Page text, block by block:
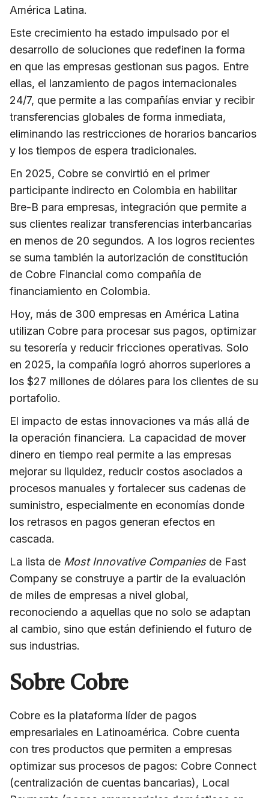
América Latina.
Este crecimiento ha estado impulsado por el
desarrollo de soluciones que redefinen la forma
en que las empresas gestionan sus pagos. Entre
ellas, el lanzamiento de pagos internacionales
24/7, que permite a las compañías enviar y recibir
transferencias globales de forma inmediata,
eliminando las restricciones de horarios bancarios
y los tiempos de espera tradicionales.
En 2025, Cobre se convirtió en el primer
participante indirecto en Colombia en habilitar
Bre-B para empresas, integración que permite a
sus clientes realizar transferencias interbancarias
en menos de 20 segundos. A los logros recientes
se suma también la autorización de constitución
de Cobre Financial como compañía de
financiamiento en Colombia.
Hoy, más de 300 empresas en América Latina
utilizan Cobre para procesar sus pagos, optimizar
su tesorería y reducir fricciones operativas. Solo
en 2025, la compañía logró ahorros superiores a
los $27 millones de dólares para los clientes de su
portafolio.
El impacto de estas innovaciones va más allá de
la operación financiera. La capacidad de mover
dinero en tiempo real permite a las empresas
mejorar su liquidez, reducir costos asociados a
procesos manuales y fortalecer sus cadenas de
suministro, especialmente en economías donde
los retrasos en pagos generan efectos en
cascada.
La lista de Most Innovative Companiesde Fast
Company se construye a partir de la evaluación
de miles de empresas a nivel global,
reconociendo a aquellas que no solo se adaptan
al cambio, sino que están definiendo el futuro de
sus industrias.
Sobre Cobre
Cobre es la plataforma líder de pagos
empresariales en Latinoamérica. Cobre cuenta
con tres productos que permiten a empresas
optimizar sus procesos de pagos: Cobre Connect
(centralización de cuentas bancarias), Local